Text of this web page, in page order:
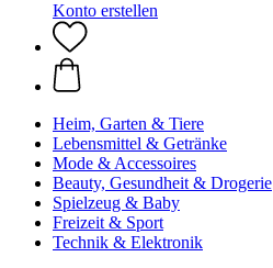
Konto erstellen
Heim, Garten & Tiere
Lebensmittel & Getränke
Mode & Accessoires
Beauty, Gesundheit & Drogerie
Spielzeug & Baby
Freizeit & Sport
Technik & Elektronik